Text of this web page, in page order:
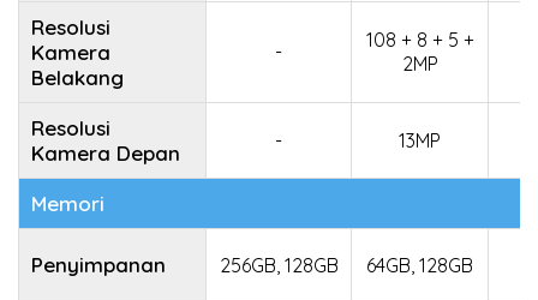
Resolusi
Kamera
Belakang
-
108 + 8 + 5 +
2MP
Resolusi
Kamera Depan
- 13MP
Memori
Penyimpanan 256GB, 128GB 64GB, 128GB